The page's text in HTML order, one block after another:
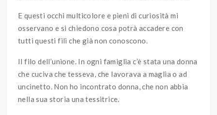
E questi occhi multicolore e pieni di curiosità mi
osservano e si chiedono cosa potrà accadere con
tutti questi fili che già non conoscono.
Il filo dell’unione. In ogni famiglia c’è stata una donna
che cuciva che tesseva, che lavorava a maglia o ad
uncinetto. Non ho incontrato donna, che non abbia
nella sua storia una tessitrice.